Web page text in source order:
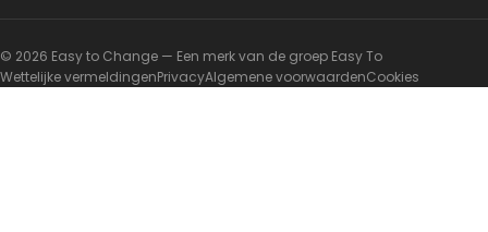
© 2026 Easy to Change — Een merk van de groep Easy To
Wettelijke vermeldingenPrivacyAlgemene voorwaardenCookies